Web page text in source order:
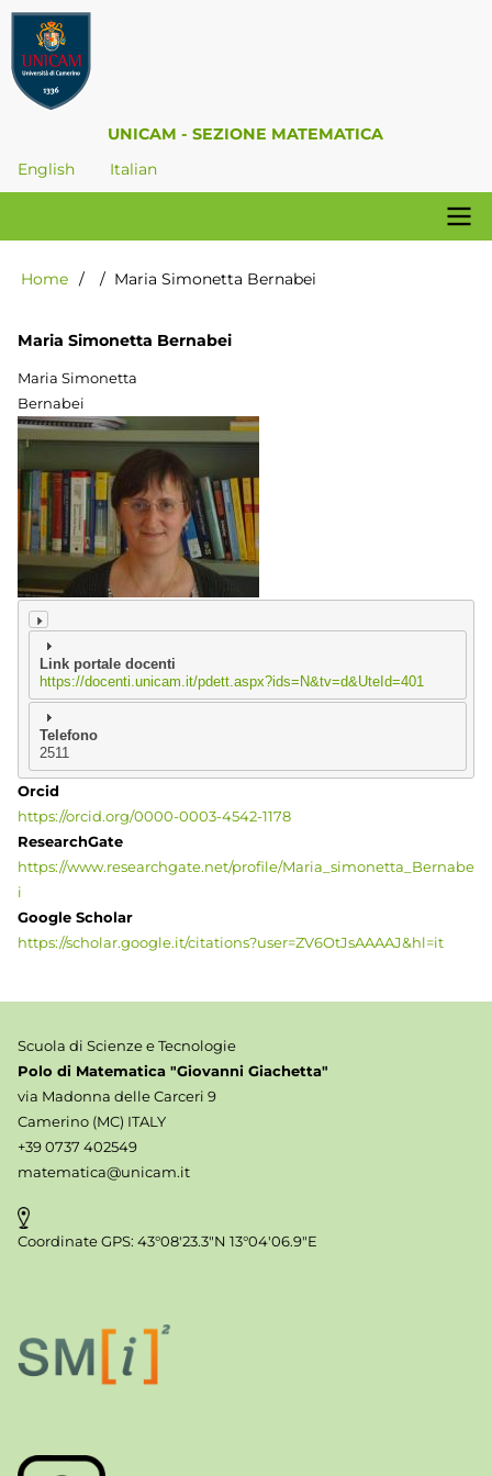
Skip
main
content
UNICAM - SEZIONE MATEMATICA
English
Italian
principale
Breadcrumb
Home Maria Simonetta Bernabei
Maria Simonetta Bernabei
Maria Simonetta
Bernabei
Link portale docenti
https://docenti.unicam.it/pdett.aspx?ids=N&tv=d&UteId=401
Telefono
2511
Orcid
https://orcid.org/0000-0003-4542-1178
ResearchGate
https://www.researchgate.net/profile/Maria_simonetta_Bernabe
i
Google Scholar
https://scholar.google.it/citations?user=ZV6OtJsAAAAJ&hl=it
Scuola di Scienze e Tecnologie
Polo di Matematica "Giovanni Giachetta"
via Madonna delle Carceri 9
Camerino (MC) ITALY
+39 0737 402549
matematica@unicam.it
Coordinate GPS: 43°08'23.3"N 13°04'06.9"E